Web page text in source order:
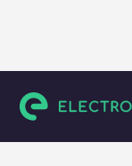
Renton